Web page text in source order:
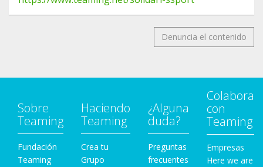
Denuncia el contenido
Sobre
Teaming
Fundación
Teaming
Haciendo
Teaming
Crea tu
Grupo
¿Alguna
duda?
Preguntas
frecuentes
Colabora
con
Teaming
Empresas
Here we are